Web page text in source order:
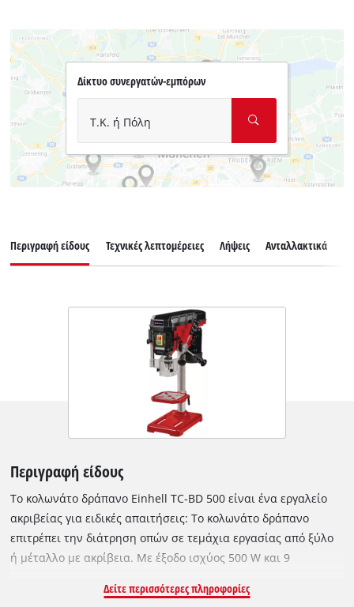
Δίκτυο συνεργατών-εμπόρων
Τ.Κ. ή Πόλη
Περιγραφή είδους Τεχνικές λεπτομέρειες Λήψεις Ανταλλακτικά
Περιγραφή είδους
Το κολωνάτο δράπανο Einhell TC-BD 500 είναι ένα εργαλείο
ακριβείας για ειδικές απαιτήσεις: Το κολωνάτο δράπανο
επιτρέπει την διάτρηση οπών σε τεμάχια εργασίας από ξύλο
ή μέταλλο με ακρίβεια. Με έξοδο ισχύος 500 W και 9
τη βάση για εργασίες διάτρησης ακριβείας. Για γρήγορα και
Δείτε περισσότερες πληροφορίες